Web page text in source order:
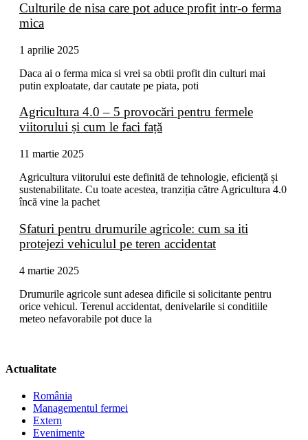
Culturile de nisa care pot aduce profit intr-o ferma
mica
1 aprilie 2025
Daca ai o ferma mica si vrei sa obtii profit din culturi mai
putin exploatate, dar cautate pe piata, poti
Agricultura 4.0 – 5 provocări pentru fermele
viitorului și cum le faci față
11 martie 2025
Agricultura viitorului este definită de tehnologie, eficiență și
sustenabilitate. Cu toate acestea, tranziția către Agricultura 4.0
încă vine la pachet
Sfaturi pentru drumurile agricole: cum sa iti
protejezi vehiculul pe teren accidentat
4 martie 2025
Drumurile agricole sunt adesea dificile si solicitante pentru
orice vehicul. Terenul accidentat, denivelarile si conditiile
meteo nefavorabile pot duce la
Actualitate
România
Managementul fermei
Extern
Evenimente